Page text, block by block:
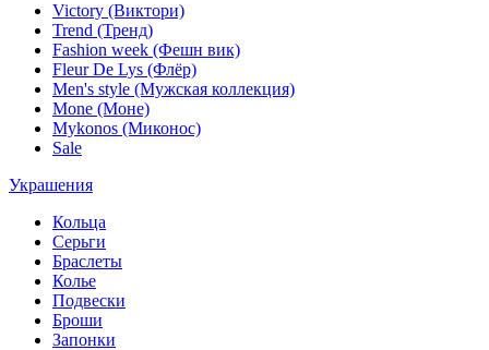
Victory (Виктори)
Trend (Тренд)
Fashion week (Фешн вик)
Fleur De Lys (Флёр)
Men's style (Мужская коллекция)
Mone (Моне)
Mykonos (Миконос)
Sale
Украшения
Кольца
Серьги
Браслеты
Колье
Подвески
Броши
Запонки